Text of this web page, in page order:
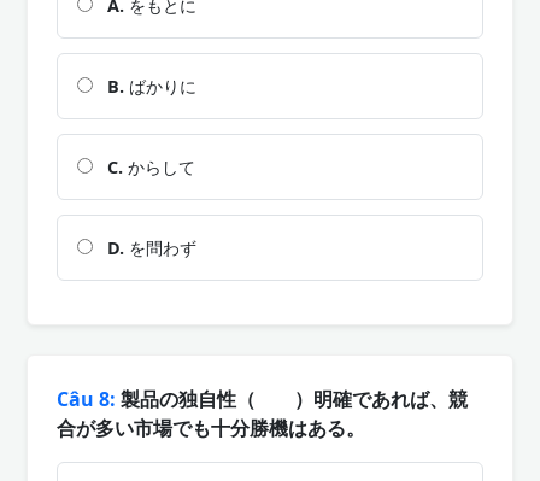
A. をもとに
B. ばかりに
C. からして
D. を問わず
Câu 8: 製品の独自性（ ）明確であれば、競
合が多い市場でも十分勝機はある。